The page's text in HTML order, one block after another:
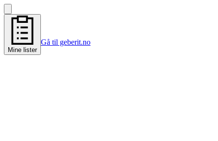
Mine lister
Gå til geberit.no